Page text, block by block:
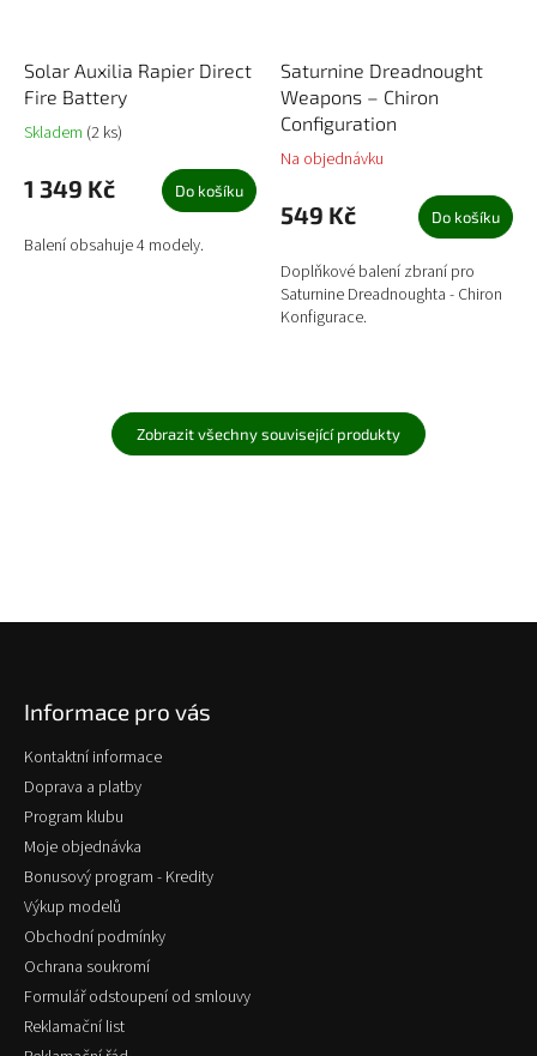
Solar Auxilia Rapier Direct
Fire Battery
Skladem (2 ks)
1 349 Kč Do košíku
Balení obsahuje 4 modely.
Saturnine Dreadnought
Weapons – Chiron
Configuration
Na objednávku
549 Kč Do košíku
Doplňkové balení zbraní pro
Saturnine Dreadnoughta - Chiron
Konfigurace.
Zobrazit všechny související produkty
Informace pro vás
Kontaktní informace
Doprava a platby
Program klubu
Moje objednávka
Bonusový program - Kredity
Výkup modelů
Obchodní podmínky
Ochrana soukromí
Formulář odstoupení od smlouvy
Reklamační list